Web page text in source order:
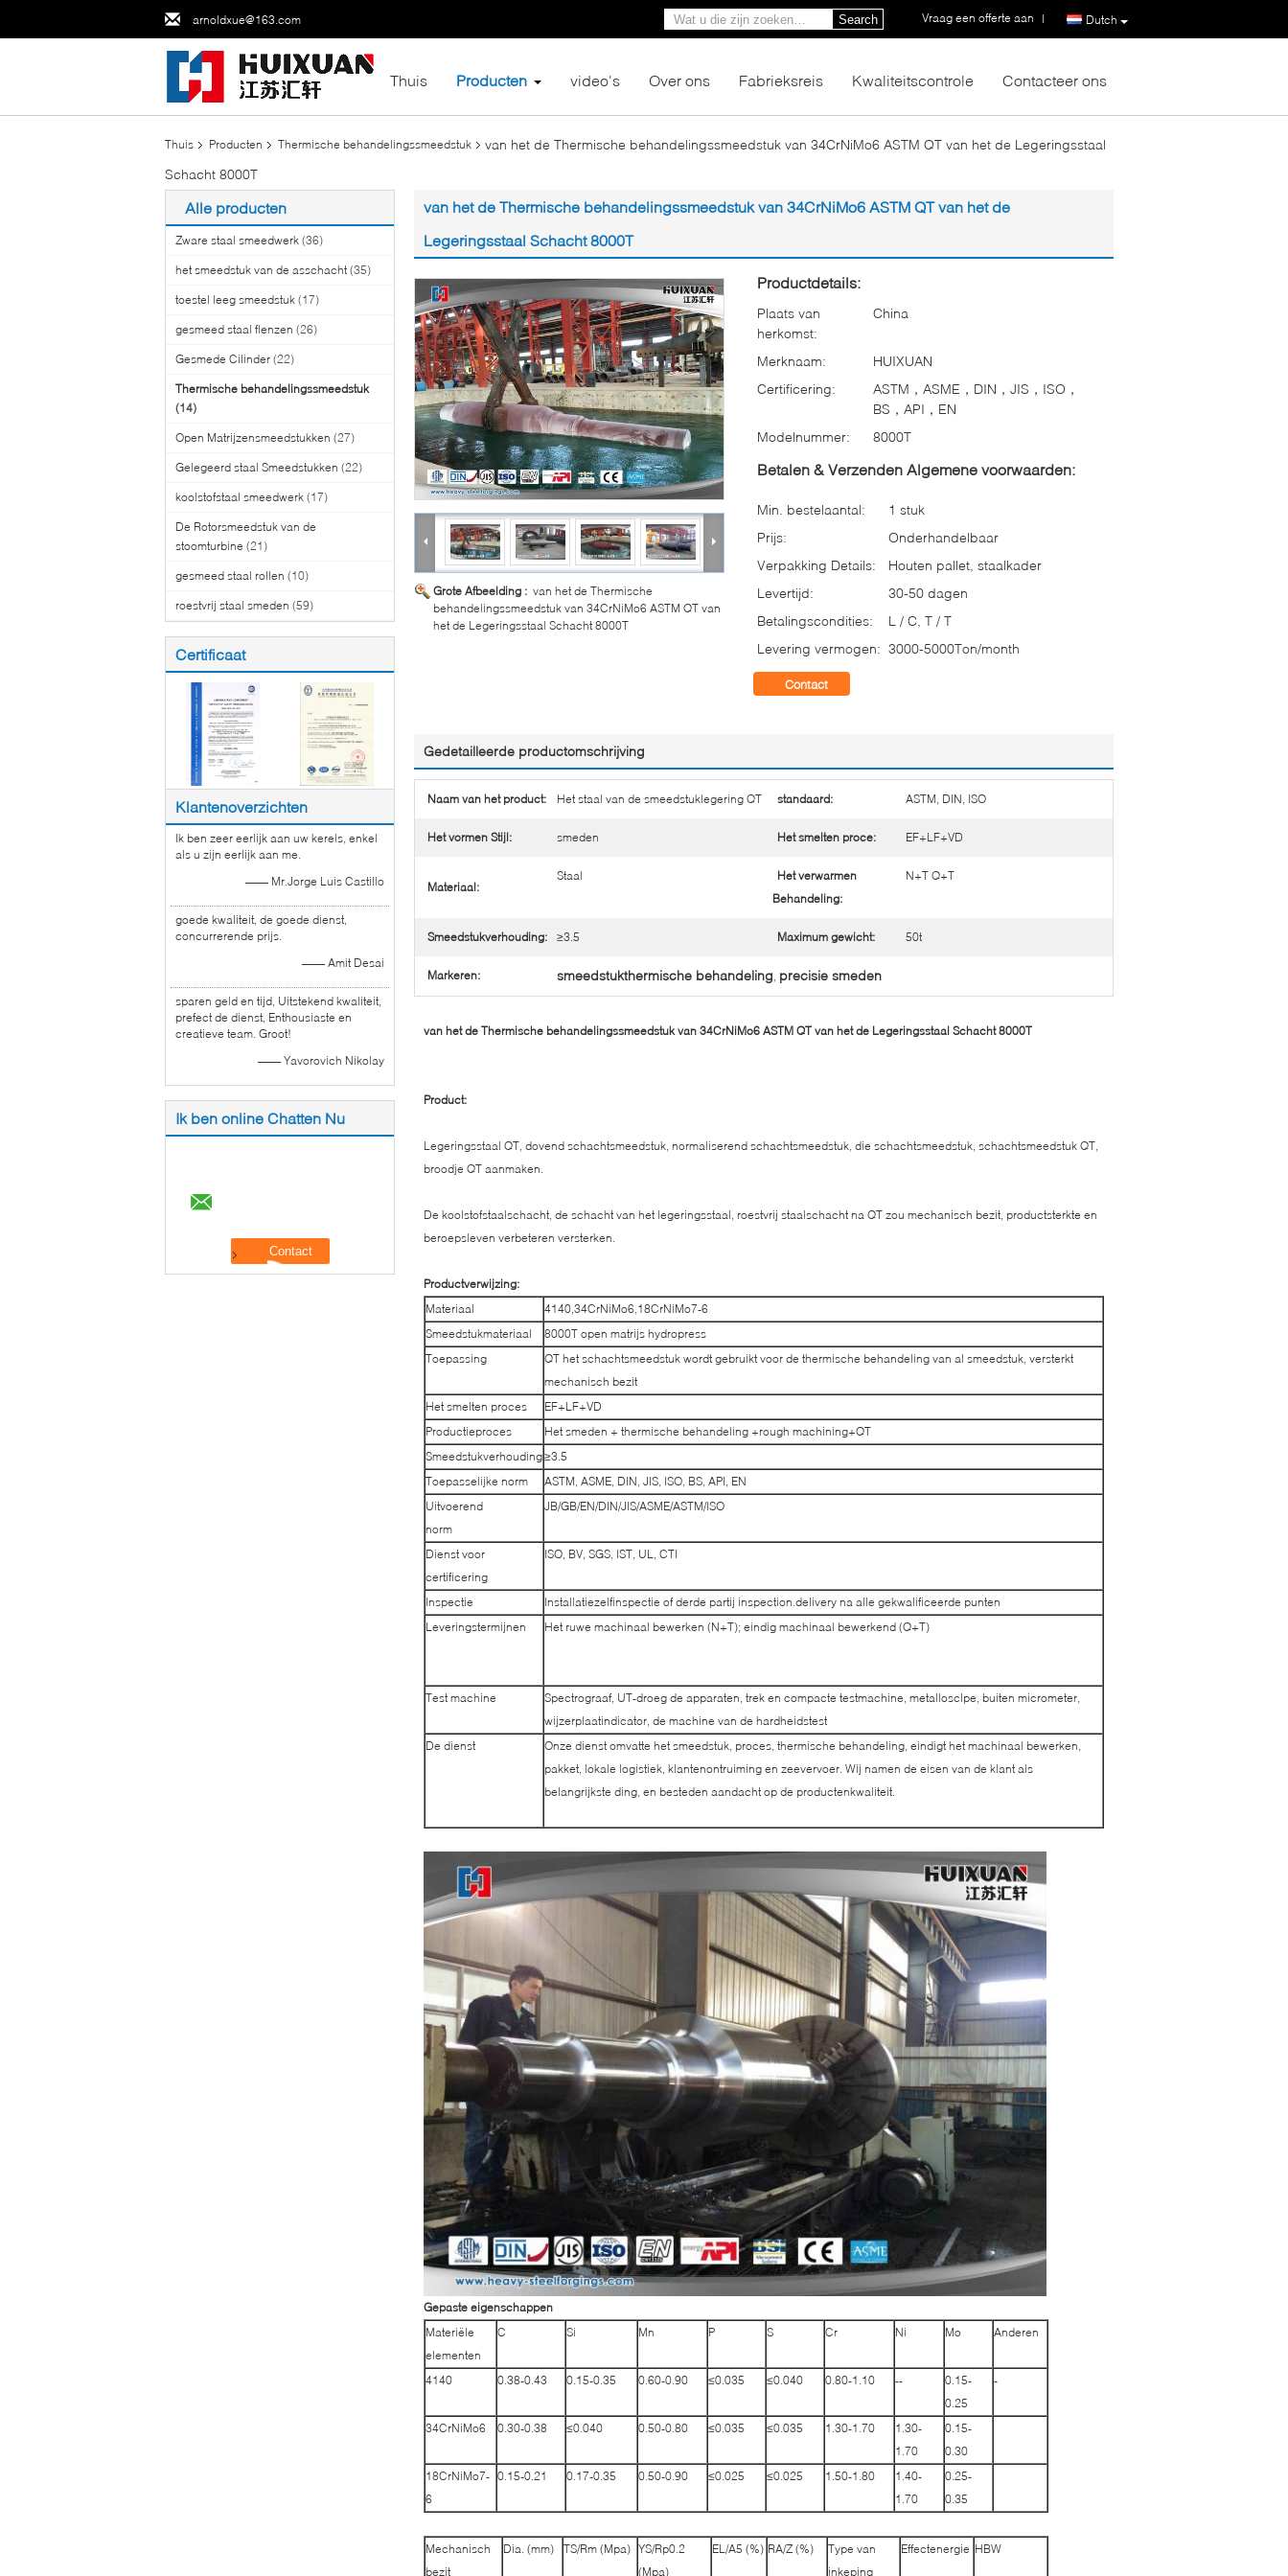
arnoldxue@163.com Dutch
Vraag een offerte aan |
Search
Thuis Producten video's Over ons Fabrieksreis Kwaliteitscontrole Contacteer ons
Thuis Producten Thermische behandelingssmeedstuk
van het de Thermische behandelingssmeedstuk van 34CrNiMo6 ASTM QT van het de Legeringsstaal
Schacht 8000T
Alle producten
Zware staal smeedwerk (36)
het smeedstuk van de asschacht (35)
toestel leeg smeedstuk (17)
gesmeed staal flenzen (26)
Gesmede Cilinder (22)
Thermische behandelingssmeedstuk
(14)
Open Matrijzensmeedstukken (27)
Gelegeerd staal Smeedstukken (22)
koolstofstaal smeedwerk (17)
De Rotorsmeedstuk van de
stoomturbine (21)
gesmeed staal rollen (10)
roestvrij staal smeden (59)
Certificaat
Klantenoverzichten
Ik ben zeer eerlijk aan uw kerels, enkel
als u zijn eerlijk aan me.
—— Mr.Jorge Luis Castillo
goede kwaliteit, de goede dienst,
concurrerende prijs.
—— Amit Desai
sparen geld en tijd, Uitstekend kwaliteit,
prefect de dienst, Enthousiaste en
creatieve team. Groot!
—— Yavorovich Nikolay
Ik ben online Chatten Nu
van het de Thermische behandelingssmeedstuk van 34CrNiMo6 ASTM QT van het de
Legeringsstaal Schacht 8000T
Grote Afbeelding : van het de Thermische
behandelingssmeedstuk van 34CrNiMo6 ASTM QT van
het de Legeringsstaal Schacht 8000T
Productdetails:
Plaats van
herkomst:
China
Merknaam:
HUIXUAN
Certificering:
ASTM，ASME，DIN，JIS，ISO，
BS，API，EN
Modelnummer:
8000T
Betalen & Verzenden Algemene voorwaarden:
Min. bestelaantal:
1 stuk
Prijs:
Onderhandelbaar
Verpakking Details:
Houten pallet, staalkader
Levertijd:
30-50 dagen
Betalingscondities:
L / C, T / T
Levering vermogen: 3000-5000Ton/month
Contact
Gedetailleerde productomschrijving
Naam van het product: Het staal van de smeedstuklegering QT standaard: ASTM, DIN, ISO
Het vormen Stijl: smeden Het smelten proce: EF+LF+VD
Materiaal:
Staal
Het verwarmen
Behandeling:
N+T Q+T
Smeedstukverhouding: ≥3.5 Maximum gewicht: 50t
Markeren: smeedstukthermische behandeling, precisie smeden
van het de Thermische behandelingssmeedstuk van 34CrNiMo6 ASTM QT van het de Legeringsstaal Schacht 8000T
Product:
Legeringsstaal QT, dovend schachtsmeedstuk, normaliserend schachtsmeedstuk, die schachtsmeedstuk, schachtsmeedstuk QT,
broodje QT aanmaken.
De koolstofstaalschacht, de schacht van het legeringsstaal, roestvrij staalschacht na QT zou mechanisch bezit, productsterkte en
beroepsleven verbeteren versterken.
Productverwijzing:
Materiaal
4140,34CrNiMo6,18CrNiMo7-6
Smeedstukmateriaal
8000T open matrijs hydropress
Toepassing
QT het schachtsmeedstuk wordt gebruikt voor de thermische behandeling van al smeedstuk, versterkt
mechanisch bezit
Het smelten proces
EF+LF+VD
Productieproces
Het smeden + thermische behandeling +rough machining+QT
Smeedstukverhouding≥3.5
Toepasselijke norm
ASTM, ASME, DIN, JIS, ISO, BS, API, EN
Uitvoerend
norm
JB/GB/EN/DIN/JIS/ASME/ASTM/ISO
Dienst voor
certificering
ISO, BV, SGS, IST, UL, CTI
Inspectie
Installatiezelfinspectie of derde partij inspection.delivery na alle gekwalificeerde punten
Leveringstermijnen
Het ruwe machinaal bewerken (N+T); eindig machinaal bewerkend (Q+T)
Test machine
Spectrograaf, UT-droeg de apparaten, trek en compacte testmachine, metallosclpe, buiten micrometer,
wijzerplaatindicator, de machine van de hardheidstest
De dienst
Onze dienst omvatte het smeedstuk, proces, thermische behandeling, eindigt het machinaal bewerken,
pakket, lokale logistiek, klantenontruiming en zeevervoer. Wij namen de eisen van de klant als
belangrijkste ding, en besteden aandacht op de productenkwaliteit.
Gepaste eigenschappen
Materiële
elementen
C Si Mn P S Cr Ni Mo Anderen
4140 0.38-0.43 0.15-0.35 0.60-0.90 ≤0.035 ≤0.040 0.80-1.10 --
0.15-
0.25
-
34CrNiMo6 0.30-0.38 ≤0.040 0.50-0.80 ≤0.035 ≤0.035 1.30-1.70
1.30-
1.70
0.15-
0.30
18CrNiMo7-
6
0.15-0.21 0.17-0.35 0.50-0.90 ≤0.025 ≤0.025 1.50-1.80
1.40-
1.70
0.25-
0.35
Mechanisch
bezit
Dia. (mm) TS/Rm (Mpa) YS/Rp0.2
(Mpa)
EL/A5 (%) RA/Z (%)
Type van
inkeping
Effectenergie HBW